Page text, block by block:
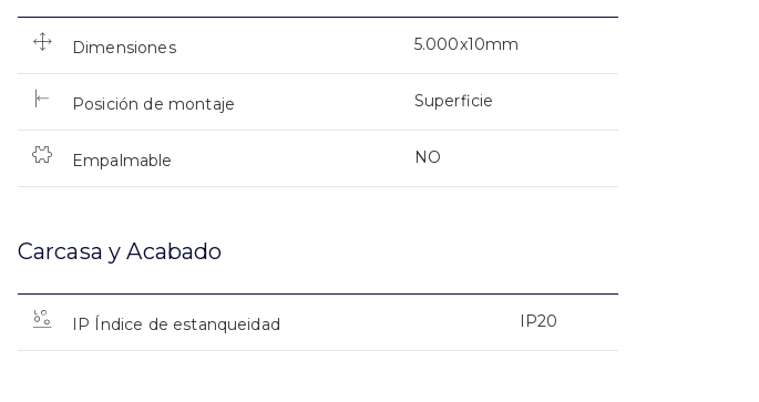
Dimensiones 5.000x10mm
Posición de montaje Superficie
Empalmable NO
Carcasa y Acabado
IP Índice de estanqueidad IP20